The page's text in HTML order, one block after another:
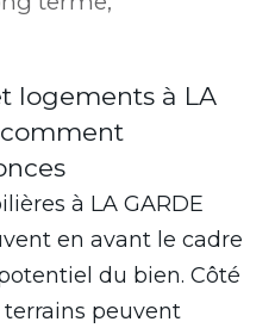
logements à LA
comment
à LA GARDE
en avant le cadre
du bien. Côté
terrains peuvent